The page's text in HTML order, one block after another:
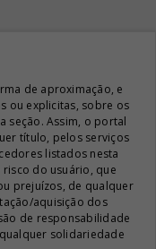
de aproximação, e
ou explicitas, sobre os
seção. Assim, o portal
título, pelos serviços
listados nesta
do usuário, que
prejuízos, de qualquer
aquisição dos
de responsabilidade
solidariedade